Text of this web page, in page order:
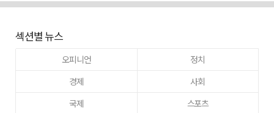
섹션별 뉴스
오피니언
정치
경제
사회
국제
스포츠